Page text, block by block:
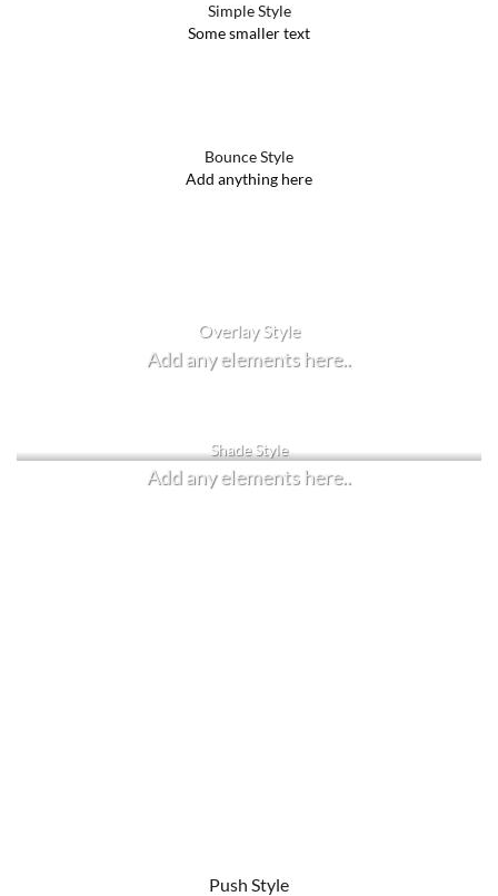
Simple Style
Some smaller text
Bounce Style
Add anything here
Overlay Style
Add any elements here..
Add any elements here..
Shade Style
Add any elements here..
Push Style